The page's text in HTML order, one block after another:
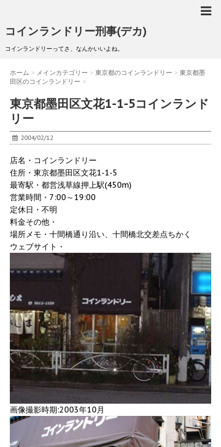
コインランドリー刑事(デカ)
コインランドリーってさ、なんかいいよね。
ホーム > メインカテゴリー > 東京都のコインランドリー > 東京都墨
田区のコインランドリー >
東京都墨田区文花1-1-5コインランド
リー
2004/02/12
店名・コインランドリー
住所・東京都墨田区文花1-1-5
最寄駅・都営浅草線押上駅(450m)
営業時間・7:00～19:00
定休日・不明
料金その他・
場所メモ・十間橋通り沿い、十間橋北交差点ちかく
ウェブサイト・
画像撮影時期:2003年10月